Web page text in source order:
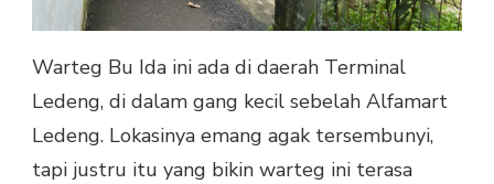
Warteg Bu Ida ini ada di daerah Terminal
Ledeng, di dalam gang kecil sebelah Alfamart
Ledeng. Lokasinya emang agak tersembunyi,
tapi justru itu yang bikin warteg ini terasa